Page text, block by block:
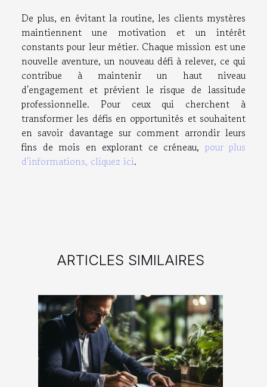
De plus, en évitant la routine, les clients mystères
maintiennent une motivation et un intérêt
constants pour leur métier. Chaque mission est une
nouvelle aventure, un nouveau défi à relever, ce qui
contribue à maintenir un haut niveau
d'engagement et prévient le risque de lassitude
professionnelle. Pour ceux qui cherchent à
transformer les défis en opportunités et souhaitent
en savoir davantage sur comment arrondir leurs
fins de mois en explorant ce créneau, pour plus
d'informations, cliquez ici.
ARTICLES SIMILAIRES